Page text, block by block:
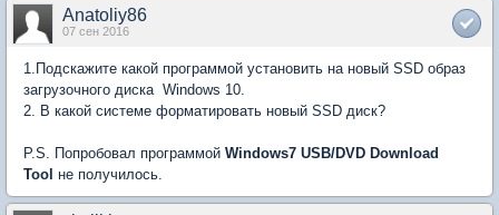
Anatoliy86
07 сен 2016
1.Подскажите какой программой установить на новый SSD образ
загрузочного диска Windows 10.
2. В какой системе форматировать новый SSD диск?
P.S. Попробовал программой Windows7 USB/DVD Download
Tool не получилось.